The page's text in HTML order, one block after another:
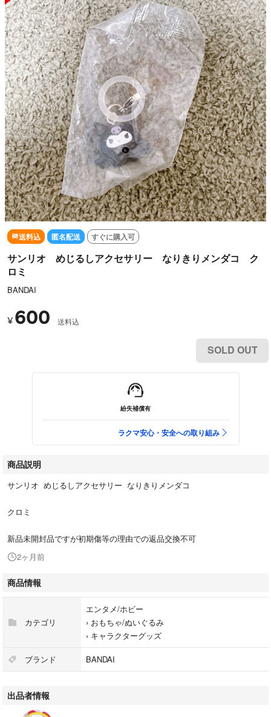
送料込 匿名配送 すぐに購入可
サンリオ めじるしアクセサリー なりきりメンダコ ク
ロミ
BANDAI
¥ 600 送料込
SOLD OUT
紛失補償有
ラクマ安心・安全への取り組み
商品説明
サンリオ めじるしアクセサリー なりきりメンダコ
クロミ
新品未開封品ですが初期傷等の理由での返品交換不可
2ヶ月前
商品情報
カテゴリ
エンタメ/ホビー
› おもちゃ/ぬいぐるみ
› キャラクターグッズ
ブランド BANDAI
出品者情報